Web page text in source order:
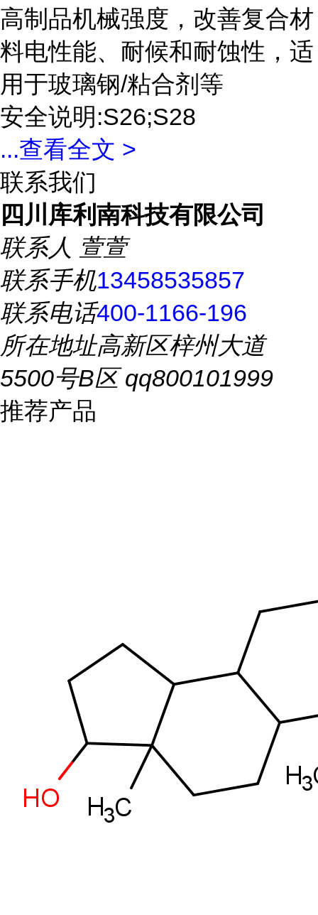
高制品机械强度，改善复合材
料电性能、耐候和耐蚀性，适
用于玻璃钢/粘合剂等
安全说明:S26;S28
...查看全文 >
联系我们
四川库利南科技有限公司
联系人 萱萱
联系手机13458535857
联系电话400-1166-196
所在地址高新区梓州大道
5500号B区 qq800101999
推荐产品